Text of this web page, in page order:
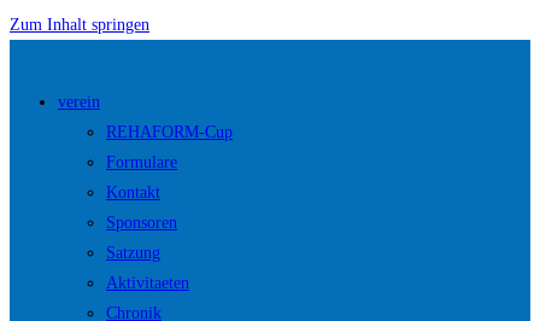
Zum Inhalt springen
verein
REHAFORM-Cup
Formulare
Kontakt
Sponsoren
Satzung
Aktivitaeten
Chronik